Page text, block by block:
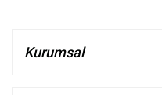
Kurumsal